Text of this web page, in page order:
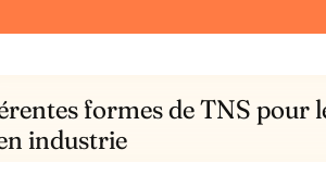
formes de TNS pour
industrie